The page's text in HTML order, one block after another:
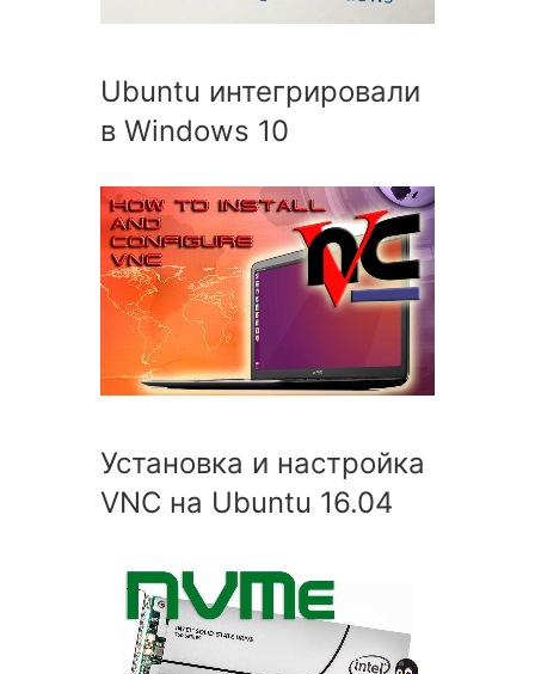
Ubuntu интегрировали
в Windows 10
Установка и настройка
VNC на Ubuntu 16.04